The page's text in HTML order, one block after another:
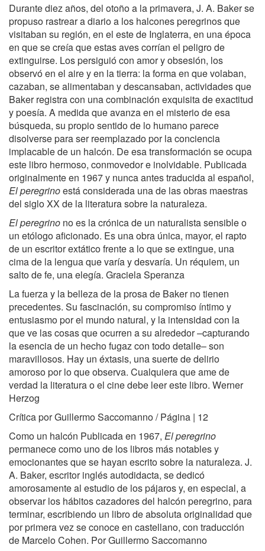
Durante diez años, del otoño a la primavera, J. A. Baker ­se
propuso rastrear a diario a los halcones peregrinos que
visitaban su región, en el este de Inglaterra, en una época
en que se creía que estas aves corrían el peligro de
extinguirse. Los persiguió con amor y obsesión, los
observó en el aire y en la tierra: la forma en que volaban,
cazaban, se alimentaban y descansaban, actividades que
Baker registra con una combinación exquisita de exactitud
y poesía. A medida que avanza en el misterio de esa
búsqueda, su propio sentido de lo humano parece
disolverse para ser reemplazado por la conciencia
implacable de un halcón. De esa transformación se ocupa
este libro hermoso, conmovedor e inolvidable. Publicada
originalmente en 1967 y nunca antes traducida al español,
El peregrinoestá considerada una de las obras maestras
del siglo XX de la literatura sobre la naturaleza.
El peregrino no es la crónica de un naturalista sensible o
un etólogo aficionado. Es una obra única, mayor, el rapto
de un escritor extático frente a lo que se extingue, una
cima de la lengua que varía y desvaría. Un réquiem, un
salto de fe, una elegía. Graciela Speranza
La fuerza y la belleza de la prosa de Baker no tienen
precedentes. Su fascinación, su compromiso íntimo y
entusiasmo por el mundo natural, y la intensidad con la
que ve las cosas que ocurren a su alrededor –capturando
la esencia de un hecho fugaz con todo detalle– son
maravillosos. Hay un éxtasis, una suerte de delirio
amoroso por lo que observa. Cualquiera que ame de
verdad la literatura o el cine debe leer este libro. Werner
Herzog
Crítica por Guillermo Saccomanno / Página | 12
Como un halcón Publicada en 1967, El peregrino
permanece como uno de los libros más notables y
emocionantes que se hayan escrito sobre la naturaleza. J.
A. Baker, escritor inglés autodidacta, se dedicó
amorosamente al estudio de los pájaros y, en especial, a
observar los hábitos cazadores del halcón peregrino, para
terminar, escribiendo un libro de absoluta originalidad que
por primera vez se conoce en castellano, con traducción
de Marcelo Cohen. Por Guillermo Saccomanno